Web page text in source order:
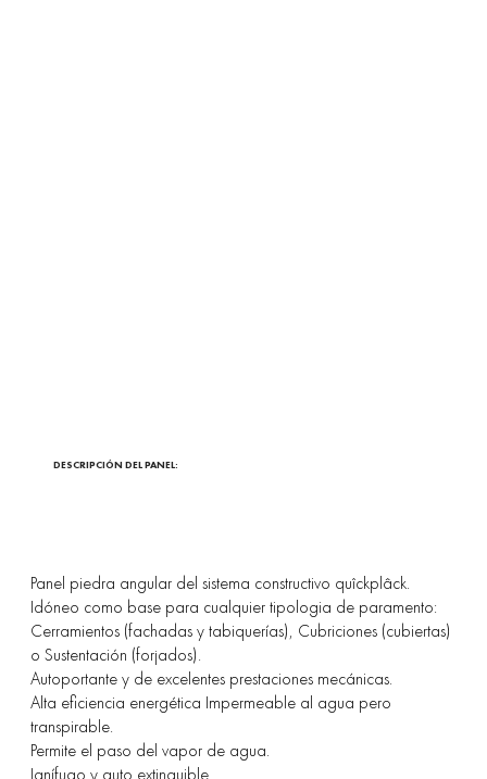
DESCRIPCIÓN DEL PANEL:
Panel piedra angular del sistema constructivo quîckplâck.
Idóneo como base para cualquier tipologia de paramento:
Cerramientos (fachadas y tabiquerías), Cubriciones (cubiertas)
o Sustentación (forjados).
Autoportante y de excelentes prestaciones mecánicas.
Alta eficiencia energética Impermeable al agua pero
transpirable.
Permite el paso del vapor de agua.
Ignífugo y auto extinguible.